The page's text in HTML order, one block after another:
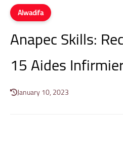
Alwadifa
Anapec Skills:
15 Aides
January 10, 2023